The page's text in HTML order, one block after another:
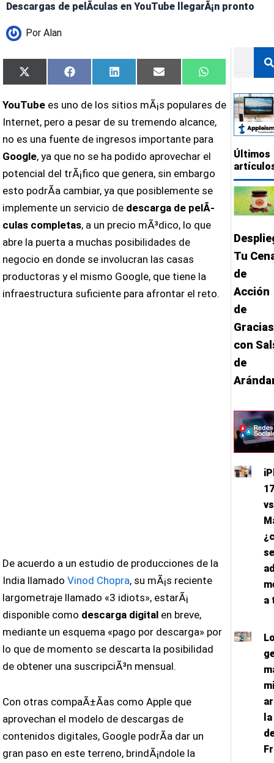
Descargas de pelÃ­culas en YouTube llegarÃ¡n pronto
Por Alan
Compartir
en
X
(Twitter)
Compartir
en
FacebookCompartir
en
LinkedIn
Compartir
en
Email
Compartir
en
WhatsApp
YouTubees uno de los sitios mÃ¡s populares de
Internet, pero a pesar de su tremendo alcance,
no es una fuente de ingresos importante para
Google, ya que no se ha podido aprovechar el
potencial del trÃ¡fico que genera, sin embargo
esto podrÃ­a cambiar, ya que posiblemente se
implemente un servicio de descarga de pelÃ­
culas completas, a un precio mÃ³dico, lo que
abre la puerta a muchas posibilidades de
negocio en donde se involucran las casas
productoras y el mismo Google, que tiene la
infraestructura suficiente para afrontar el reto.
De acuerdo a un estudio de producciones de la
India llamado Vinod Chopra, su mÃ¡s reciente
largometraje llamado «3 idiots», estarÃ¡
disponible como descarga digitalen breve,
mediante un esquema «pago por descarga» por
lo que de momento se descarta la posibilidad
de obtener una suscripciÃ³n mensual.
Con otras compaÃ±Ã­as como Apple que
aprovechan el modelo de descargas de
contenidos digitales, Google podrÃ­a dar un
gran paso en este terreno, brindÃ¡ndole la
Últimos
Tu
de
Acción
de
Gracias
con
de
a